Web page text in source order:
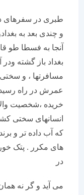
طبری در سفرهای دور و
و چندی بعد به بغدادو
آنجا به فسطا طو قاهره
بغداد باز گشته ودر
مسافرتها ، و سختی
عمرش در راه رسیدن به
خریده ،شخصیت والای
انسانهای سختی کشیده
که آب داده تر و برنده
های مکرر . پتک خوردن
می آید و گر نه همان